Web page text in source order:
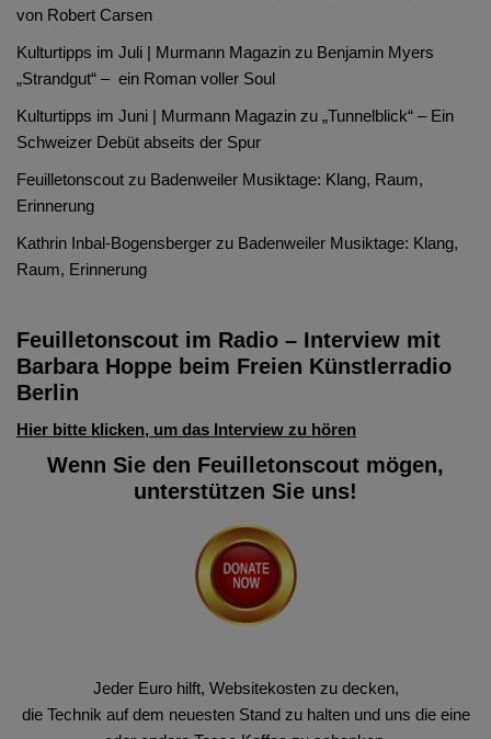
von Robert Carsen
Kulturtipps im Juli | Murmann Magazin zu Benjamin Myers
„Strandgut“ – ein Roman voller Soul
Kulturtipps im Juni | Murmann Magazin zu „Tunnelblick“ – Ein
Schweizer Debüt abseits der Spur
Feuilletonscout zu Badenweiler Musiktage: Klang, Raum,
Erinnerung
Kathrin Inbal-Bogensberger zu Badenweiler Musiktage: Klang,
Raum, Erinnerung
Feuilletonscout im Radio – Interview mit
Barbara Hoppe beim Freien Künstlerradio
Berlin
Hier bitte klicken, um das Interview zu hören
Wenn Sie den Feuilletonscout mögen,
unterstützen Sie uns!
Jeder Euro hilft, Websitekosten zu decken,
die Technik auf dem neuesten Stand zu halten und uns die eine